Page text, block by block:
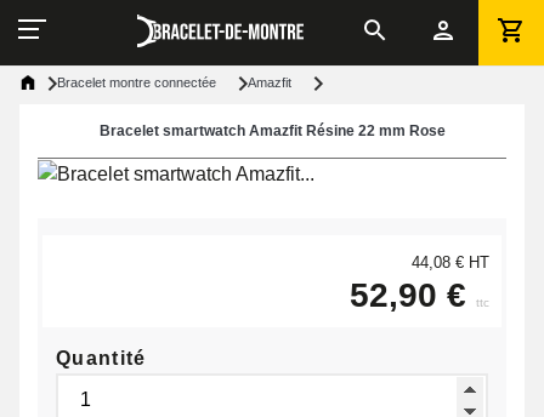
Bracelet montre connectée Amazfit
Bracelet smartwatch Amazfit Résine 22 mm Rose
44,08 € HT
52,90 € ttc
Quantité